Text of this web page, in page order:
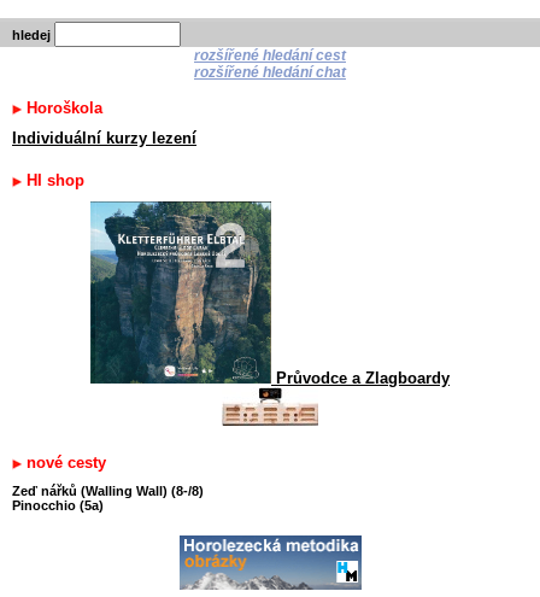
hledej
rozšířené hledání cest
rozšířené hledání chat
Horoškola
Individuální kurzy lezení
HI shop
Průvodce a Zlagboardy
nové cesty
Zeď nářků (Walling Wall) (8-/8)
Pinocchio (5a)